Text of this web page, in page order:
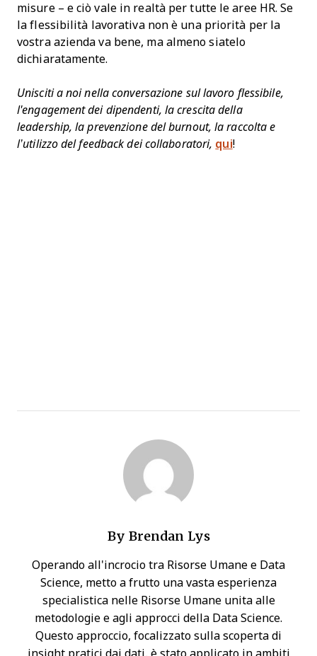
misure – e ciò vale in realtà per tutte le aree HR. Se
la flessibilità lavorativa non è una priorità per la
vostra azienda va bene, ma almeno siatelo
dichiaratamente.
Unisciti a noi nella conversazione sul lavoro flessibile,
l'engagement dei dipendenti, la crescita della
leadership, la prevenzione del burnout, la raccolta e
l’utilizzo del feedback dei collaboratori, qui!
By Brendan Lys
Operando all'incrocio tra Risorse Umane e Data
Science, metto a frutto una vasta esperienza
specialistica nelle Risorse Umane unita alle
metodologie e agli approcci della Data Science.
Questo approccio, focalizzato sulla scoperta di
insight pratici dai dati, è stato applicato in ambiti